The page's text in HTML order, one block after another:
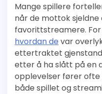
Mange spillere
når de mottok sjeldne
favorittstreamere.
hvordan de var
ettertraktet
etter å ha slått på en
opplevelser fører
både spillet og